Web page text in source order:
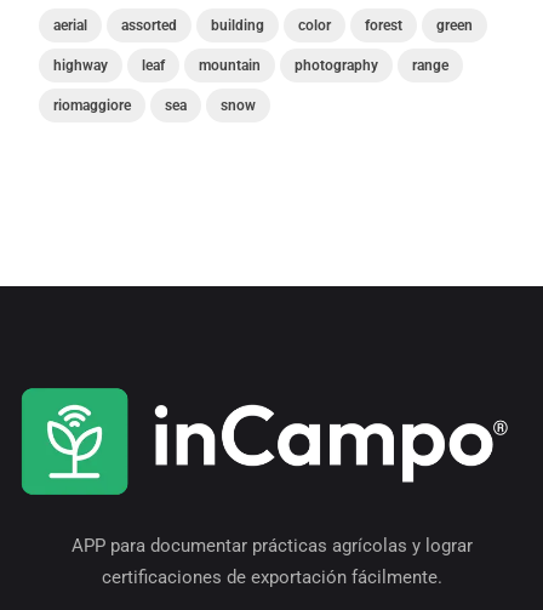
aerial assorted building color forest green
highway leaf mountain photography range
riomaggiore sea snow
APP para documentar prácticas agrícolas y lograr
certificaciones de exportación fácilmente.